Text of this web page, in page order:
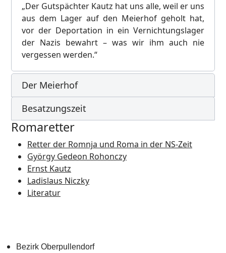
„Der Gutspächter Kautz hat uns alle, weil er uns
aus dem Lager auf den Meierhof geholt hat,
vor der Deportation in ein Vernichtungslager
der Nazis bewahrt – was wir ihm auch nie
vergessen werden.“
Der Meierhof
Besatzungszeit
Romaretter
Retter der Romnja und Roma in der NS-Zeit
György Gedeon Rohonczy
Ernst Kautz
Ladislaus Niczky
Literatur
Bezirk Oberpullendorf